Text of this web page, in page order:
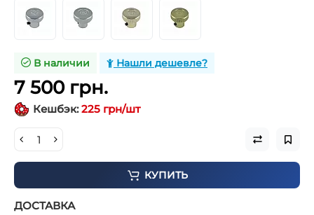
В наличии Нашли дешевле?
7 500 грн.
Кешбэк:225 грн/шт
КУПИТЬ
ДОСТАВКА